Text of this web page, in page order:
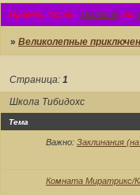
Привет, Гость! Войдитеили
»Великолепные
Школа Тибидохс
Страница:1
Тема
Важно: Заклинания
Комната Миратрикс/